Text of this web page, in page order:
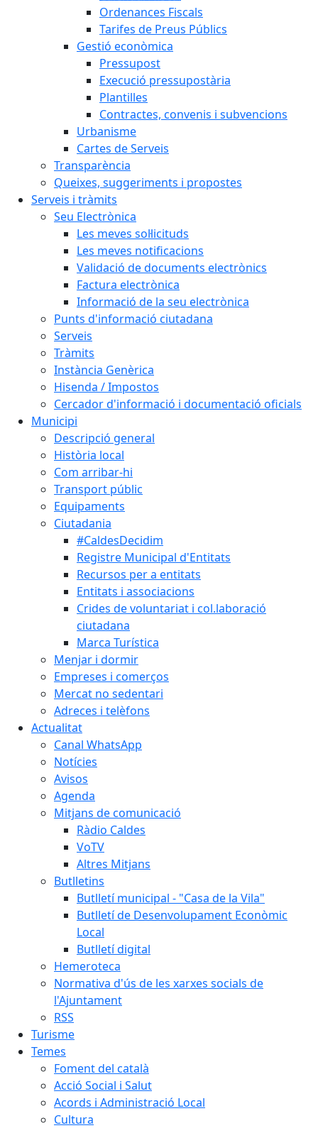
Ordenances Fiscals
Tarifes de Preus Públics
Gestió econòmica
Pressupost
Execució pressupostària
Plantilles
Contractes, convenis i subvencions
Urbanisme
Cartes de Serveis
Transparència
Queixes, suggeriments i propostes
Serveis i tràmits
Seu Electrònica
Les meves sol·licituds
Les meves notificacions
Validació de documents electrònics
Factura electrònica
Informació de la seu electrònica
Punts d'informació ciutadana
Serveis
Tràmits
Instància Genèrica
Hisenda / Impostos
Cercador d'informació i documentació oficials
Municipi
Descripció general
Història local
Com arribar-hi
Transport públic
Equipaments
Ciutadania
#CaldesDecidim
Registre Municipal d'Entitats
Recursos per a entitats
Entitats i associacions
Crides de voluntariat i col.laboració
ciutadana
Marca Turística
Menjar i dormir
Empreses i comerços
Mercat no sedentari
Adreces i telèfons
Actualitat
Canal WhatsApp
Notícies
Avisos
Agenda
Mitjans de comunicació
Ràdio Caldes
VoTV
Altres Mitjans
Butlletins
Butlletí municipal - "Casa de la Vila"
Butlletí de Desenvolupament Econòmic
Local
Butlletí digital
Hemeroteca
Normativa d'ús de les xarxes socials de
l'Ajuntament
RSS
Turisme
Temes
Foment del català
Acció Social i Salut
Acords i Administració Local
Cultura